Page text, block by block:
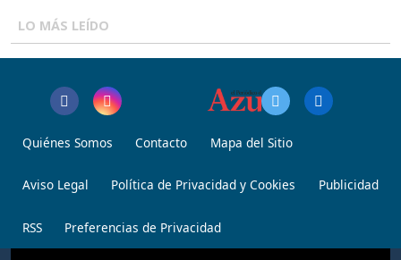
LO MÁS LEÍDO
Quiénes Somos Contacto Mapa del Sitio
Aviso Legal Política de Privacidad y Cookies Publicidad
RSS Preferencias de Privacidad